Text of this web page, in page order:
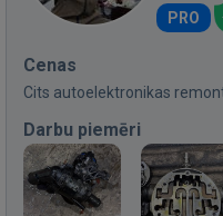
PRO
Cenas
Cits autoelektronikas
Darbu piemēri